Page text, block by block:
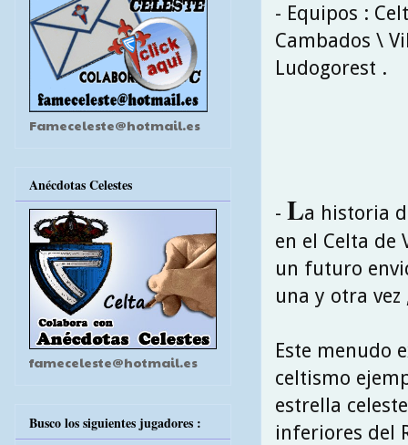
- Equipos :
Cambados \
Ludogorest .
- La historia
en el Celta de
un futuro
una y otra
Este menudo
celtismo
estrella
inferiores del
Fameceleste@hotmail.es
Anécdotas Celestes
fameceleste@hotmail.es
Busco los siguientes jugadores :